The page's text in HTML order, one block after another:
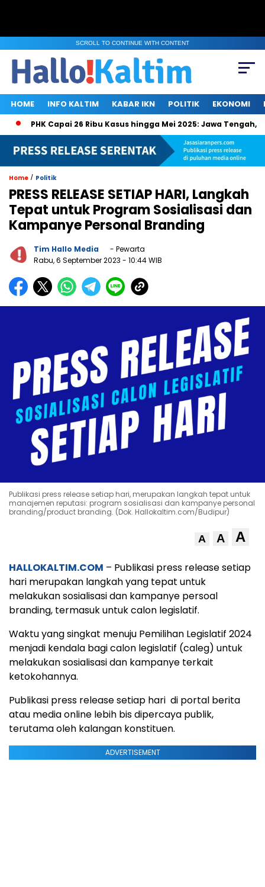
SCROLL TO CONTINUE WITH CONTENT
HOME INFO KALTIM KABAR IKN POLITIK EKONOMI
PHK Capai 26 Ribu Kasus hingga Mei 2025: Jawa Tengah,
Home / Politik
PRESS RELEASE SETIAP HARI, Langkah
Tepat untuk Program Sosialisasi dan
Kampanye Personal Branding
Tim Hallo Media
- Pewarta
Rabu, 6 September 2023 - 10:44 WIB
Publikasi press release setiap hari, merupakan langkah tepat untuk
manajemen reputasi: program sosialisasi dan kampanye personal
branding/product branding. (Dok. Hallokaltim.com/Budipur)
A A A
HALLOKALTIM.COM – Publikasi press release setiap
hari merupakan langkah yang tepat untuk
melakukan sosialisasi dan kampanye persoal
branding, termasuk untuk calon legislatif.
Waktu yang singkat menuju Pemilihan Legislatif 2024
menjadi kendala bagi calon legislatif (caleg) untuk
melakukan sosialisasi dan kampanye terkait
ketokohannya.
Publikasi press release setiap hari di portal berita
atau media online lebih bis dipercaya publik,
terutama oleh kalangan konstituen.
ADVERTISEMENT